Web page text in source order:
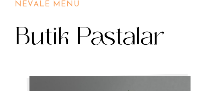
NEVALE MENÜ
Butik Pastalar